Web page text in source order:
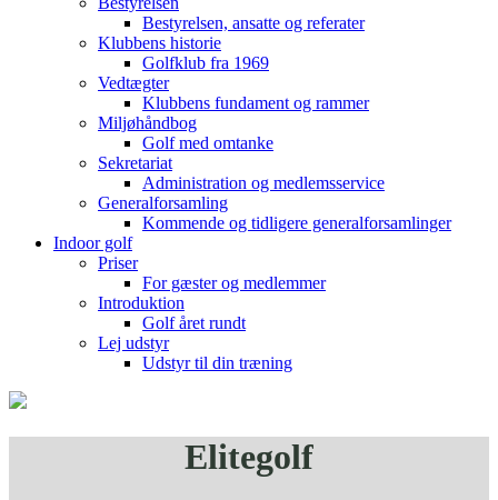
Bestyrelsen, ansatte og referater
Klubbens historie
Golfklub fra 1969
Vedtægter
Klubbens fundament og rammer
Miljøhåndbog
Golf med omtanke
Sekretariat
Administration og medlemsservice
Generalforsamling
Kommende og tidligere generalforsamlinger
Indoor golf
Priser
For gæster og medlemmer
Introduktion
Golf året rundt
Lej udstyr
Udstyr til din træning
Elitegolf